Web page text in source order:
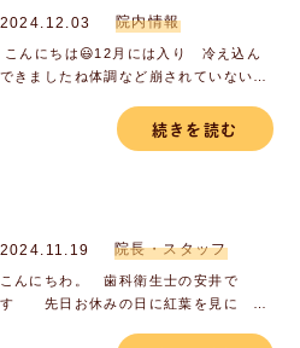
2024.12.03 院内情報
こんにちは😃12月には入り 冷え込ん
できましたね体調など崩されていないで
す。今年もあと1か月。 皆さん どう
ぞよろしくお願いします。
続きを読む
2024.11.19 院長・スタッフ
こんにちわ。 歯科衛生士の安井で
す 先日お休みの日に紅葉を見に 宮